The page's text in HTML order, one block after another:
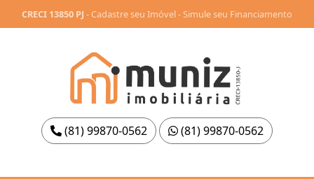
CRECI 13850 PJ -Cadastre seu Imóvel-Simule seu Financiamento
(81) 99870-0562 (81) 99870-0562